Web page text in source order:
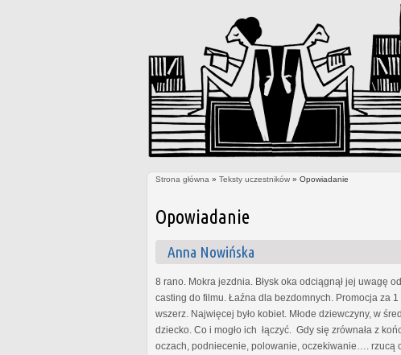
Strona główna » Teksty uczestników » Opowiadanie
Opowiadanie
Anna Nowińska
8 rano. Mokra jezdnia. Błysk oka odciągnął jej uwagę
casting do filmu. Łaźna dla bezdomnych. Promocja za 1
wszerz. Najwięcej było kobiet. Młode dziewczyny, w
dziecko. Co i mogło ich łączyć. Gdy się zrównała z
oczach, podniecenie, polowanie, oczekiwanie…. rzucą